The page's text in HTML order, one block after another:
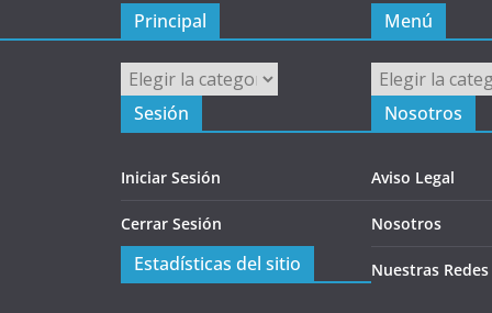
Principal
Principal
Sesión
Iniciar Sesión
Cerrar Sesión
Estadísticas del sitio
Menú
Menú
Nosotros
Aviso Legal
Nosotros
Nuestras